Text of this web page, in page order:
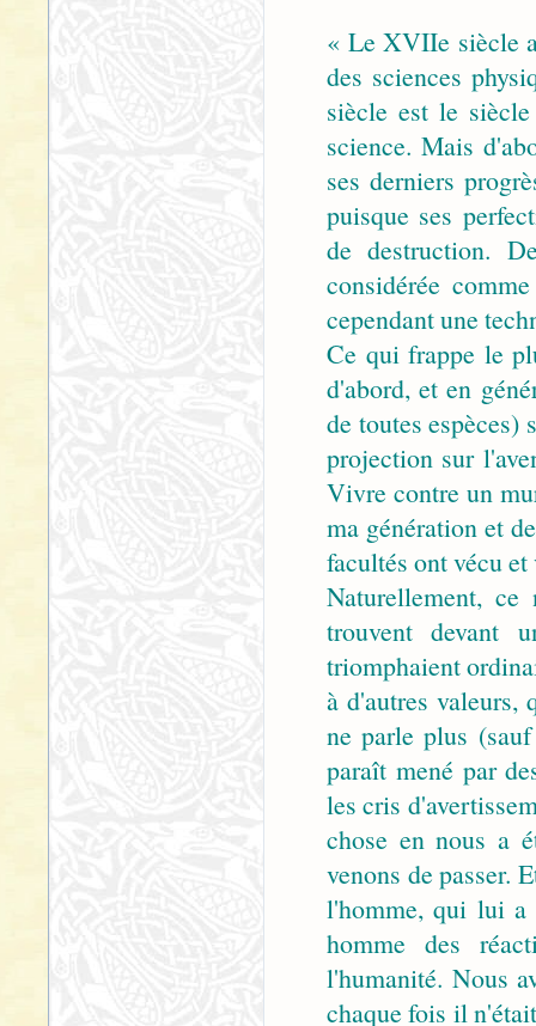
« Le XVIIe siècle
des sciences
siècle est le
science. Mais
ses derniers
puisque ses
de destruction.
considérée
cependant une
Ce qui frappe le
d'abord, et en
de toutes espèces)
projection sur
Vivre contre un
ma génération et
facultés ont vécu
Naturellement,
trouvent devant
triomphaient
à d'autres valeurs,
ne parle plus
paraît mené par
les cris
chose en nous a
venons de passer.
l'homme, qui lui a
homme des
l'humanité. Nous
chaque fois il